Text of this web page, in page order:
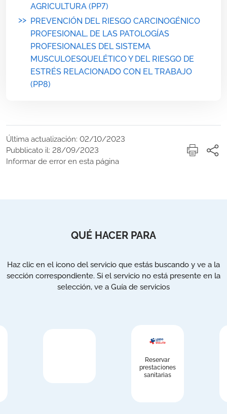
AGRICULTURA (PP7)
>> PREVENCIÓN DEL RIESGO CARCINOGÉNICO
PROFESIONAL, DE LAS PATOLOGÍAS
PROFESIONALES DEL SISTEMA
MUSCULOESQUELÉTICO Y DEL RIESGO DE
ESTRÉS RELACIONADO CON EL TRABAJO
(PP8)
Última actualización: 02/10/2023
Pubblicato il: 28/09/2023
Informar de error en esta página
QUÉ HACER PARA
Haz clic en el icono del servicio que estás buscando y ve a la
sección correspondiente. Si el servicio no está presente en la
selección, ve a Guía de servicios
Reservar
prestaciones
sanitarias